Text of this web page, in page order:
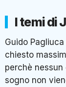
I temi di
Guido
chiesto
perchè
sogno non